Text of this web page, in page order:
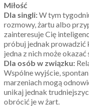
Miłość
Dla singli:W tym
rozmowy, żartu albo
zainteresuje Cię
próbuj jednak prowadzić
jedna z nich może
Dla osób w związku:
Wspólne wyjście,
marzeniach mogą
unikaj jednak
obrócić je w żart.